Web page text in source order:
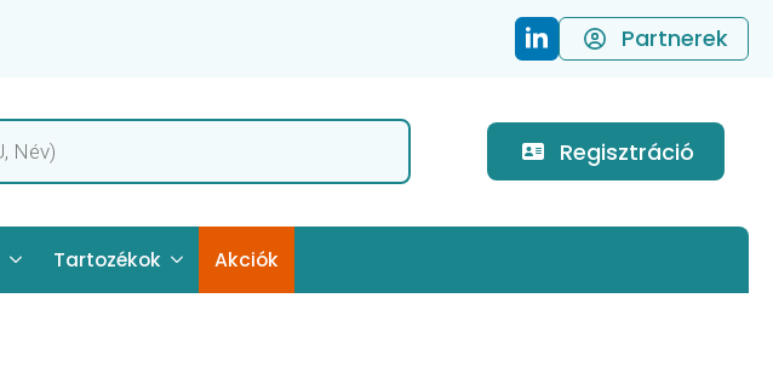
Partnerek
Regisztráció
Tartozékok Akciók